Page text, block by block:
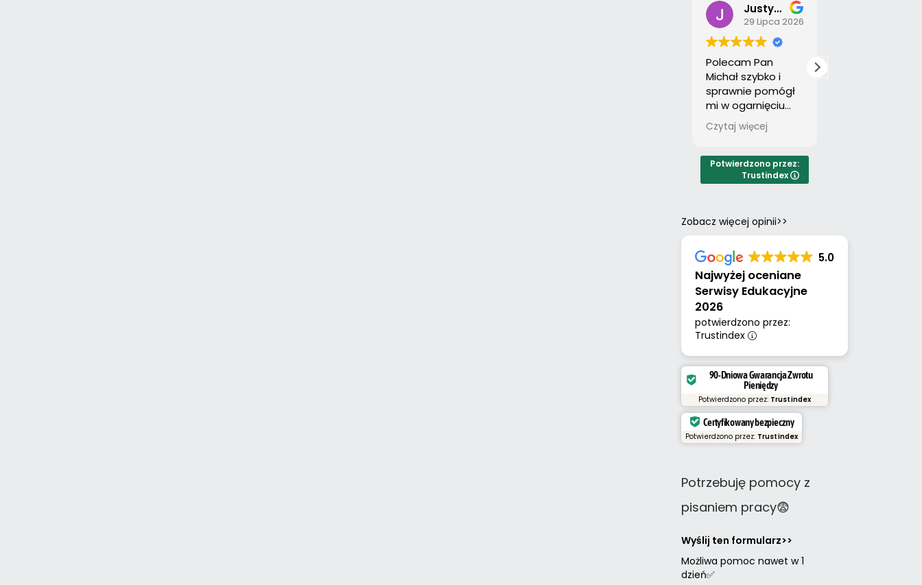
Justyna Sobołtyńska
29 Lipca 2026
Polecam Pan
Michał szybko i
sprawnie pomógł
mi w ogarnięciu
pracy.Polecam z
całego serca.
Czytaj więcej
Potwierdzono przez:
Trustindex
Zobacz więcej opinii>>
5.0
Najwyżej oceniane
Serwisy Edukacyjne
2026
potwierdzono przez:
Trustindex
90-Dniowa Gwarancja Zwrotu
Pieniędzy
Potwierdzono przez: Trustindex
Certyfikowany bezpieczny
Potwierdzono przez: Trustindex
Potrzebuję pomocy z
pisaniem pracy😨
Wyślij ten formularz>>
Możliwa pomoc nawet w 1
dzień✅